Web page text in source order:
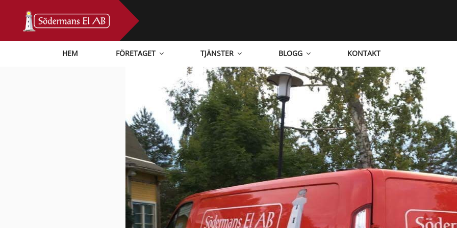
content
HEM FÖRETAGET TJÄNSTER BLOGG KONTAKT